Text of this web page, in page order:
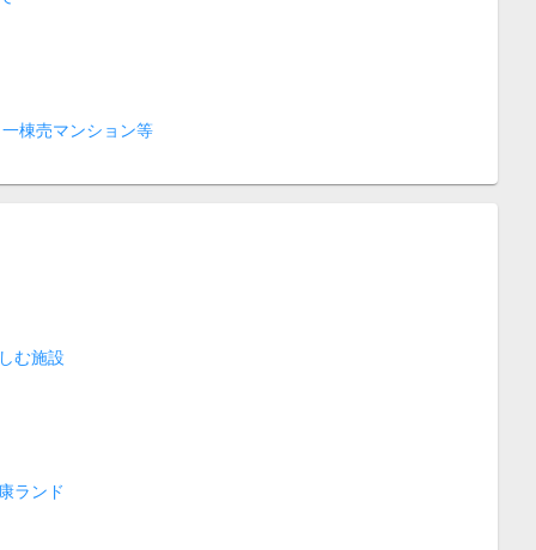
棟売マンション等
む施設
ランド